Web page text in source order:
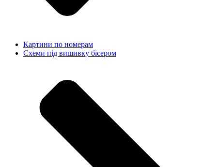
Картини по номерам
Схеми під вишивку бісером